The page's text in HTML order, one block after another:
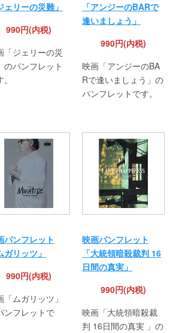
ェリーの災難」
990円(内税)
「ジェリーの災
のパンフレット
「アンジーのBARで
逢いましょう」
990円(内税)
映画「アンジーのBA
Rで逢いましょう」の
パンフレットです。
パンフレット
ガリッツ」
990円(内税)
「ムガリッツ」
ンフレットで
映画パンフレット
「大統領暗殺裁判 16
日間の真実」
990円(内税)
映画「大統領暗殺裁
判 16日間の真実 」の